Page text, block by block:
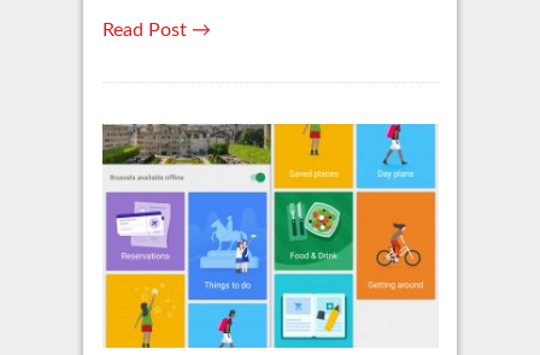
Read Post →